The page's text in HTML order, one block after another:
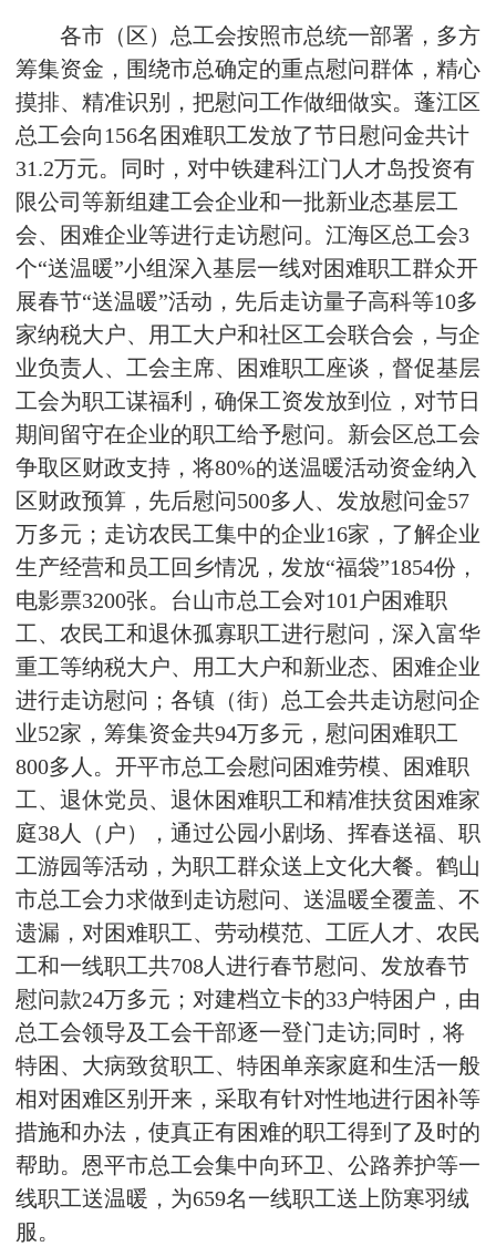
各市（区）总工会按照市总统一部署，多方
筹集资金，围绕市总确定的重点慰问群体，精心
摸排、精准识别，把慰问工作做细做实。蓬江区
总工会向156名困难职工发放了节日慰问金共计
31.2万元。同时，对中铁建科江门人才岛投资有
限公司等新组建工会企业和一批新业态基层工
会、困难企业等进行走访慰问。江海区总工会3
个“送温暖”小组深入基层一线对困难职工群众开
展春节“送温暖”活动，先后走访量子高科等10多
家纳税大户、用工大户和社区工会联合会，与企
业负责人、工会主席、困难职工座谈，督促基层
工会为职工谋福利，确保工资发放到位，对节日
期间留守在企业的职工给予慰问。新会区总工会
争取区财政支持，将80%的送温暖活动资金纳入
区财政预算，先后慰问500多人、发放慰问金57
万多元；走访农民工集中的企业16家，了解企业
生产经营和员工回乡情况，发放“福袋”1854份，
电影票3200张。台山市总工会对101户困难职
工、农民工和退休孤寡职工进行慰问，深入富华
重工等纳税大户、用工大户和新业态、困难企业
进行走访慰问；各镇（街）总工会共走访慰问企
业52家，筹集资金共94万多元，慰问困难职工
800多人。开平市总工会慰问困难劳模、困难职
工、退休党员、退休困难职工和精准扶贫困难家
庭38人（户），通过公园小剧场、挥春送福、职
工游园等活动，为职工群众送上文化大餐。鹤山
市总工会力求做到走访慰问、送温暖全覆盖、不
遗漏，对困难职工、劳动模范、工匠人才、农民
工和一线职工共708人进行春节慰问、发放春节
慰问款24万多元；对建档立卡的33户特困户，由
总工会领导及工会干部逐一登门走访;同时，将
特困、大病致贫职工、特困单亲家庭和生活一般
相对困难区别开来，采取有针对性地进行困补等
措施和办法，使真正有困难的职工得到了及时的
帮助。恩平市总工会集中向环卫、公路养护等一
线职工送温暖，为659名一线职工送上防寒羽绒
服。